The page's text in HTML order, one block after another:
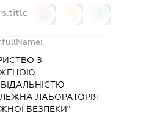
З
ЛАБОРАТОРІЯ
БЕЗПЕКИ"